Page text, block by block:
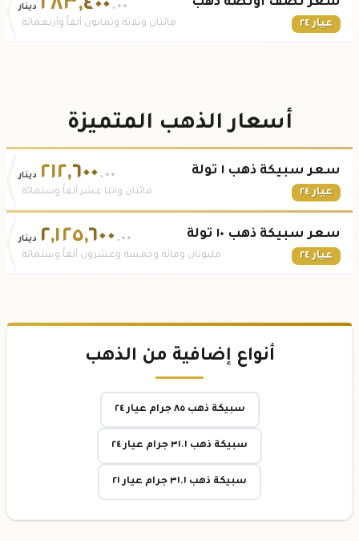
سعر نصف أونصة ذهب
عيار ٢٤
٢٨٣,٤٠٠ .٠٠ دينار
مائتان وثلاثة وثمانون ألفاً وأربعمائة
أسعار الذهب المتميزة
سعر سبيكة ذهب ١ تولة
عيار ٢٤
٢١٢,٦٠٠ .٠٠ دينار
مائتان واثنا عشر ألفاً وستمائة
سعر سبيكة ذهب ١٠ تولة
عيار ٢٤
٢,١٢٥,٦٠٠ .٠٠ دينار
مليونان ومائة وخمسة وعشرون ألفاً وستمائة
أنواع إضافية من الذهب
سبيكة ذهب ٨٥ جرام عيار ٢٤
سبيكة ذهب ٣١.١ جرام عيار ٢٤
سبيكة ذهب ٣١.١ جرام عيار ٢١